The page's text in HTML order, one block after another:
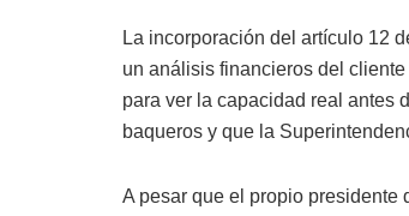
La incorporación del artículo 12
un análisis financieros del
para ver la capacidad real antes
baqueros y que la
A pesar que el propio